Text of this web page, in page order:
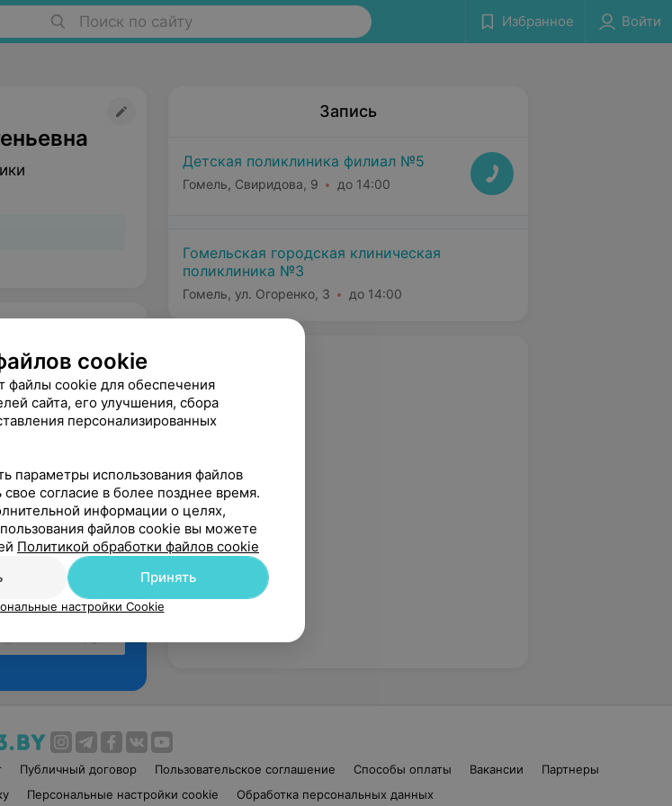
Поиск по сайту Избранное Войти
Запись
Детская поликлиника филиал №5
Гомель, Свиридова, 9 до 14:00
Гомельская городская клиническая
поликлиника №3
Гомель, ул. Огоренко, 3 до 14:00
Публичный договор Пользовательское соглашение Способы оплаты Вакансии
Партнеры
Персональные настройки cookie Обработка персональных данных
cookie
файлы cookie для обеспечения
сайта, его улучшения, сбора
персонализированных
параметры использования файлов
согласие в более позднее время.
информации о целях,
файлов cookie вы можете
Политикой обработки файлов cookie
Принять
настройки Cookie